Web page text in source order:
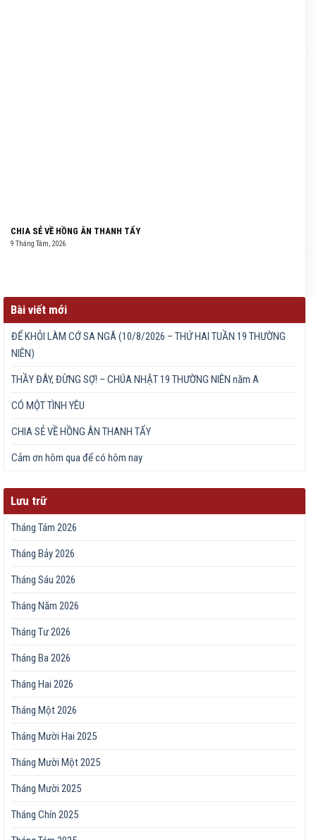
CHIA SẺ VỀ HỒNG ÂN THANH TẨY
9 Tháng Tám, 2026
Bài viết mới
ĐỂ KHỎI LÀM CỚ SA NGÃ (10/8/2026 – THỨ HAI TUẦN 19 THƯỜNG
NIÊN)
THẦY ĐÂY, ĐỪNG SỢ! – CHÚA NHẬT 19 THƯỜNG NIÊN năm A
CÓ MỘT TÌNH YÊU
CHIA SẺ VỀ HỒNG ÂN THANH TẨY
Cảm ơn hôm qua để có hôm nay
Lưu trữ
Tháng Tám 2026
Tháng Bảy 2026
Tháng Sáu 2026
Tháng Năm 2026
Tháng Tư 2026
Tháng Ba 2026
Tháng Hai 2026
Tháng Một 2026
Tháng Mười Hai 2025
Tháng Mười Một 2025
Tháng Mười 2025
Tháng Chín 2025